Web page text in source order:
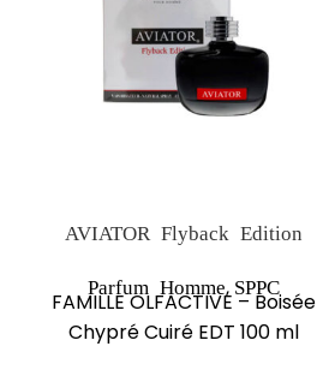
AVIATOR Flyback Edition
Parfum Homme, SPPC
FAMILLE OLFACTIVE – Boisée
Chypré Cuiré EDT 100 ml